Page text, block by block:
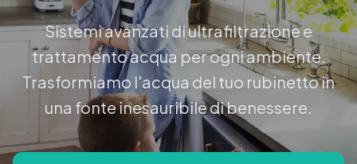
Sistemi avanzati di ultrafiltrazione e
trattamento acqua per ogni ambiente.
Trasformiamo l'acqua del tuo rubinetto in
una fonte inesauribile di benessere.